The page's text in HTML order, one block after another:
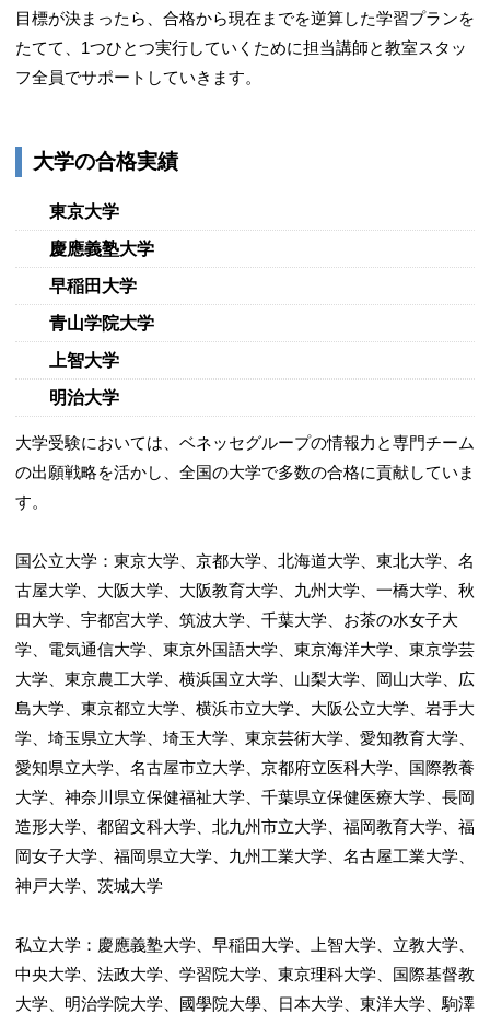
目標が決まったら、合格から現在までを逆算した学習プランを
たてて、1つひとつ実行していくために担当講師と教室スタッ
フ全員でサポートしていきます。
大学の合格実績
東京大学
慶應義塾大学
早稲田大学
青山学院大学
上智大学
明治大学
大学受験においては、ベネッセグループの情報力と専門チーム
の出願戦略を活かし、全国の大学で多数の合格に貢献していま
す。
国公立大学：東京大学、京都大学、北海道大学、東北大学、名
古屋大学、大阪大学、大阪教育大学、九州大学、一橋大学、秋
田大学、宇都宮大学、筑波大学、千葉大学、お茶の水女子大
学、電気通信大学、東京外国語大学、東京海洋大学、東京学芸
大学、東京農工大学、横浜国立大学、山梨大学、岡山大学、広
島大学、東京都立大学、横浜市立大学、大阪公立大学、岩手大
学、埼玉県立大学、埼玉大学、東京芸術大学、愛知教育大学、
愛知県立大学、名古屋市立大学、京都府立医科大学、国際教養
大学、神奈川県立保健福祉大学、千葉県立保健医療大学、長岡
造形大学、都留文科大学、北九州市立大学、福岡教育大学、福
岡女子大学、福岡県立大学、九州工業大学、名古屋工業大学、
神戸大学、茨城大学
私立大学：慶應義塾大学、早稲田大学、上智大学、立教大学、
中央大学、法政大学、学習院大学、東京理科大学、国際基督教
大学、明治学院大学、國學院大學、日本大学、東洋大学、駒澤